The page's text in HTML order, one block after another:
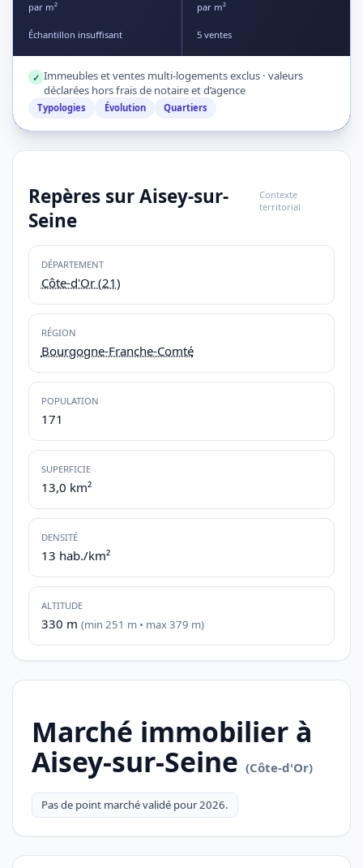
par m²
Échantillon insuffisant
par m²
5 ventes
✓ Immeubles et ventes multi-logements exclus · valeurs
déclarées hors frais de notaire et d’agence
Typologies Évolution Quartiers
Repères sur Aisey-sur-
Seine
Contexte
territorial
DÉPARTEMENT
Côte-d'Or (21)
RÉGION
Bourgogne-Franche-Comté
POPULATION
171
SUPERFICIE
13,0 km²
DENSITÉ
13 hab./km²
ALTITUDE
330 m (min 251 m • max 379 m)
Marché immobilier à
Aisey-sur-Seine (Côte-d'Or)
Pas de point marché validé pour 2026.